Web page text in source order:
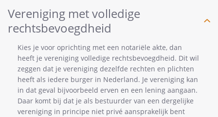
Vereniging met volledige
rechtsbevoegdheid
Kies je voor oprichting met een notariële akte, dan
heeft je vereniging volledige rechtsbevoegdheid. Dit wil
zeggen dat je vereniging dezelfde rechten en plichten
heeft als iedere burger in Nederland. Je vereniging kan
in dat geval bijvoorbeeld erven en een lening aangaan.
Daar komt bij dat je als bestuurder van een dergelijke
vereniging in principe niet privé aansprakelijk bent